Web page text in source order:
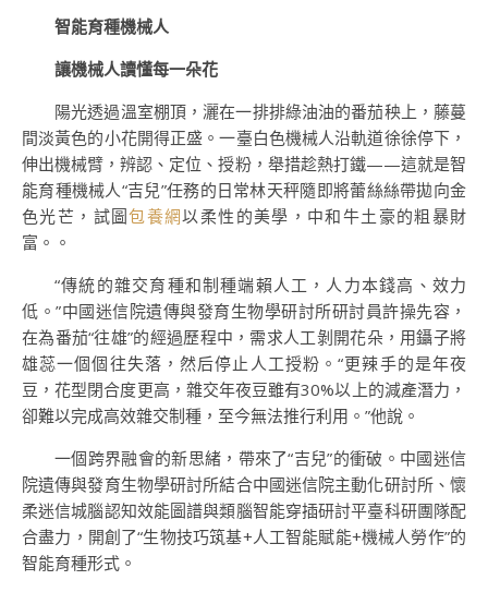
智能育種機械人
讓機械人讀懂每一朵花
陽光透過溫室棚頂，灑在一排排綠油油的番茄秧上，藤蔓
間淡黃色的小花開得正盛。一臺白色機械人沿軌道徐徐停下，
伸出機械臂，辨認、定位、授粉，舉措趁熱打鐵——這就是智
能育種機械人“吉兒”任務的日常林天秤隨即將蕾絲絲帶拋向金
色光芒，試圖包養網以柔性的美學，中和牛土豪的粗暴財
富。。
“傳統的雜交育種和制種端賴人工，人力本錢高、效力
低。”中國迷信院遺傳與發育生物學研討所研討員許操先容，
在為番茄“往雄”的經過歷程中，需求人工剝開花朵，用鑷子將
雄蕊一個個往失落，然后停止人工授粉。“更辣手的是年夜
豆，花型閉合度更高，雜交年夜豆雖有30%以上的減產潛力，
卻難以完成高效雜交制種，至今無法推行利用。”他說。
一個跨界融會的新思緒，帶來了“吉兒”的衝破。中國迷信
院遺傳與發育生物學研討所結合中國迷信院主動化研討所、懷
柔迷信城腦認知效能圖譜與類腦智能穿插研討平臺科研團隊配
合盡力，開創了“生物技巧筑基+人工智能賦能+機械人勞作”的
智能育種形式。